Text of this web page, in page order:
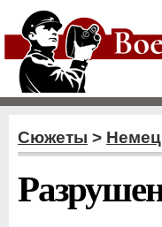
Сюжеты >